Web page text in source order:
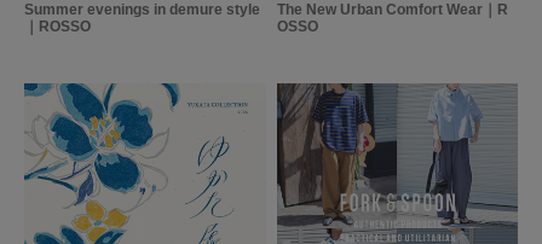
Summer evenings in demure style
｜ROSSO
The New Urban Comfort Wear｜R
OSSO